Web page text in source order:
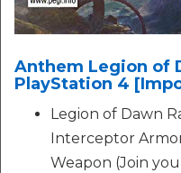
Anthem Legion of
PlayStation 4
Legion of Dawn
Interceptor
Weapon (Join